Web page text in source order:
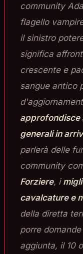
community
flagello
il sinistro
significa
crescente e
sangue antico
approfondisce
generali in
parlerà delle
community
Forziere, i
cavalcature e
della diretta
porre
aggiunta, il 10